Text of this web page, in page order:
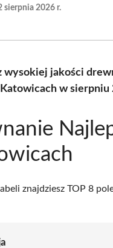
sierpnia 2026 r.
wysokiej jakości
w sierpniu
znajdziesz TOP 8